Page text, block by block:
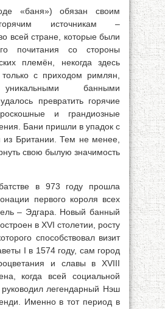
«баня») обязан своим
источникам –
всей стране, которые были
почитания со стороны
племён, некогда здесь
с приходом римлян,
банными
превратить горячие
и грандиозные
Бани пришли в упадок с
Британии. Тем не менее,
свою былую значимость
в 973 году прошла
первого короля всех
– Эдгара. Новый банный
в XVI столетии, росту
способствовал визит
I в 1574 году, сам город
и славы в XVIII
когда всей социальной
легендарный Нэш
Именно в тот период в